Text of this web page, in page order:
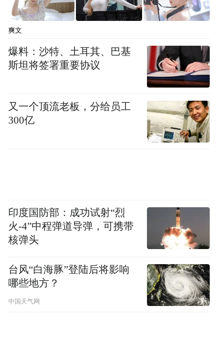
黄河水运日间运营的景区专线船舶
五星坪铁路平交道口综合治理项目建成通车
爽文
爆料：沙特、土耳其、巴基
斯坦将签署重要协议
又一个顶流老板，分给员工
300亿
印度国防部：成功试射“烈
火-4”中程弹道导弹，可携带
核弹头
台风“白海豚”登陆后将影响
哪些地方？
中国天气网